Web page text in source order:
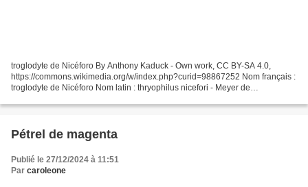
troglodyte de Nicéforo By Anthony Kaduck - Own work, CC BY-SA 4.0,
https://commons.wikimedia.org/w/index.php?curid=98867252 Nom français :
troglodyte de Nicéforo Nom latin : thryophilus nicefori - Meyer de
Pétrel de magenta
Publié le 27/12/2024 à 11:51
Par caroleone